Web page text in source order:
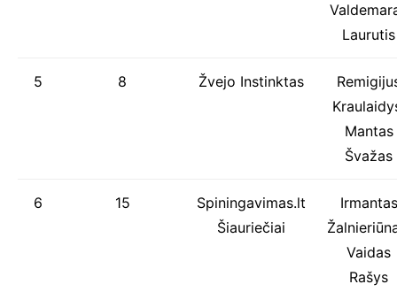
Laurutis
5 8 Žvejo Instinktas
Mantas
Švažas
6 15
Spiningavimas.lt
Šiauriečiai
Irmantas
Vaidas
Rašys